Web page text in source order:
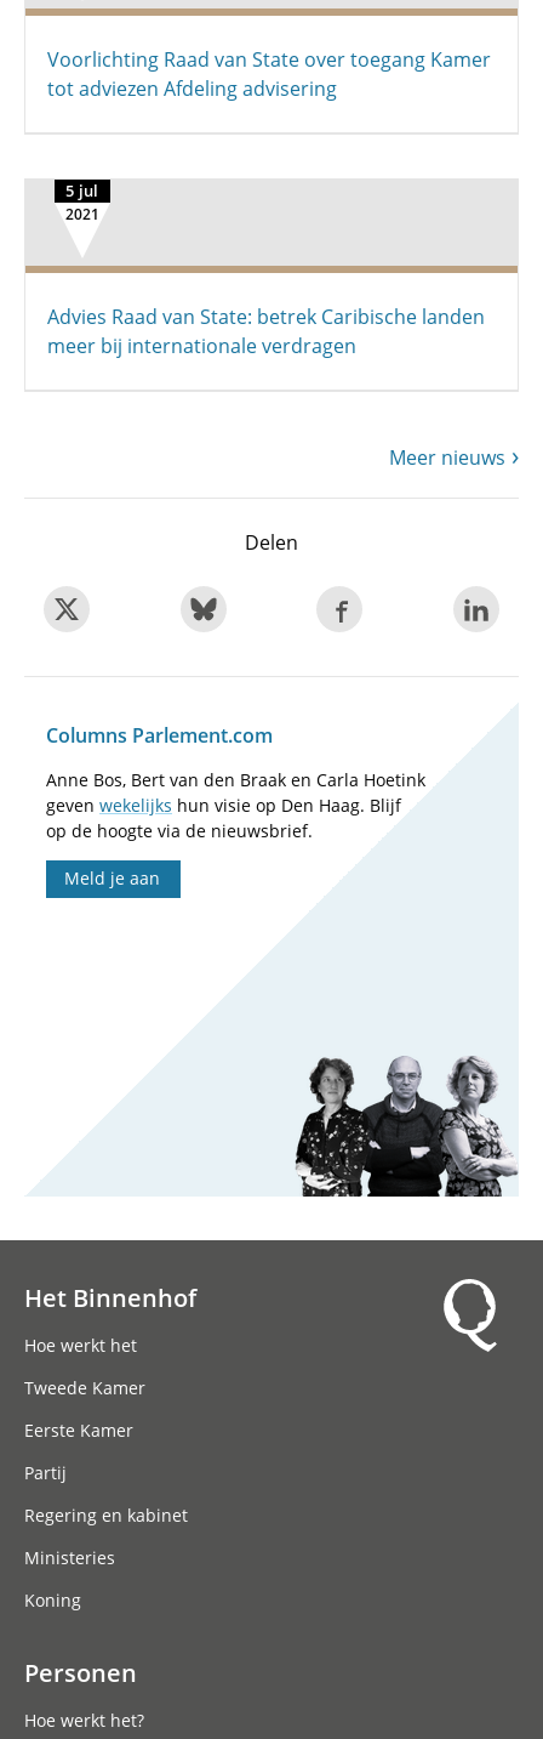
Voorlichting Raad van State over toegang Kamer
tot adviezen Afdeling advisering
5 jul
2021
Advies Raad van State: betrek Caribische landen
meer bij internationale verdragen
Meer nieuws
Delen
Columns Parlement.com
Anne Bos, Bert van den Braak en Carla Hoetink
geven wekelijks hun visie op Den Haag. Blijf
op de hoogte via de nieuwsbrief.
Meld je aan
Het Binnenhof
Hoe werkt het
Tweede Kamer
Eerste Kamer
Partij
Regering en kabinet
Ministeries
Koning
Personen
Hoe werkt het?